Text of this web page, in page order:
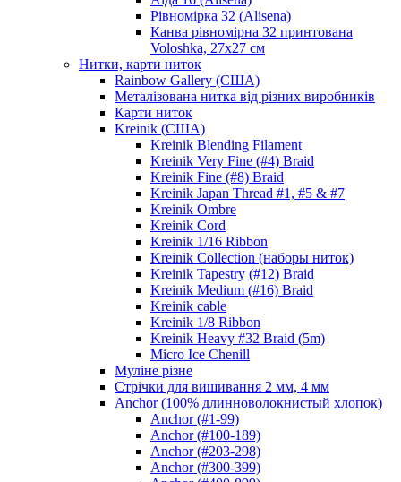
Рівномірка 32 (Alisena)
Канва рівномірна 32 принтована
Voloshka, 27х27 см
Нитки, карти ниток
Rainbow Gallery (США)
Металізована нитка від різних виробників
Карти ниток
Kreinik (США)
Kreinik Blending Filament
Kreinik Very Fine (#4) Braid
Kreinik Fine (#8) Braid
Kreinik Japan Thread #1, #5 & #7
Kreinik Ombre
Kreinik Cord
Kreinik 1/16 Ribbon
Kreinik Collection (наборы ниток)
Kreinik Tapestry (#12) Braid
Kreinik Medium (#16) Braid
Kreinik cable
Kreinik 1/8 Ribbon
Kreinik Heavy #32 Braid (5m)
Micro Ice Chenill
Муліне різне
Стрічки для вишивання 2 мм, 4 мм
Anchor (100% длинноволокнистый хлопок)
Anchor (#1-99)
Anchor (#100-189)
Anchor (#203-298)
Anchor (#300-399)